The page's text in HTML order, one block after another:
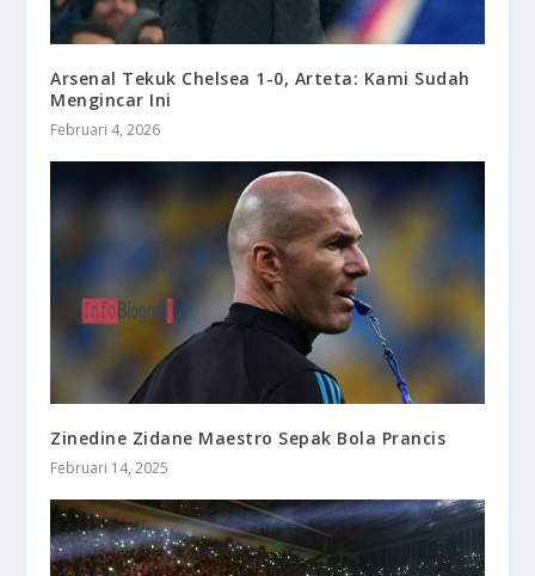
Arsenal Tekuk Chelsea 1-0, Arteta: Kami Sudah
Mengincar Ini
Februari 4, 2026
Zinedine Zidane Maestro Sepak Bola Prancis
Februari 14, 2025